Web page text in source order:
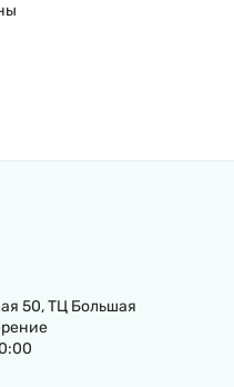
50, ТЦ Большая